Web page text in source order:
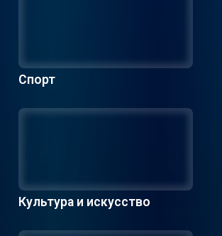
Спорт
Культура и искусство